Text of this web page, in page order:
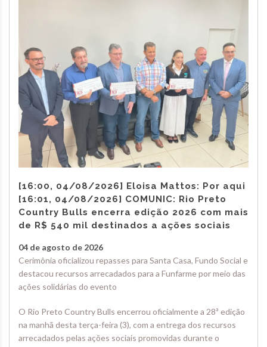
[16:00, 04/08/2026] Eloisa Mattos: Por aqui
[16:01, 04/08/2026] COMUNIC: Rio Preto
Country Bulls encerra edição 2026 com mais
de R$ 540 mil destinados a ações sociais
04 de agosto de 2026
Cerimônia oficializou repasses para Santa Casa, Fundo Social e
destacou recursos arrecadados para a Funfarme por meio das
ações solidárias do evento
O Rio Preto Country Bulls encerrou oficialmente a 28ª edição
na manhã desta terça-feira (3), com a entrega dos recursos
arrecadados pelas ações sociais promovidas durante o